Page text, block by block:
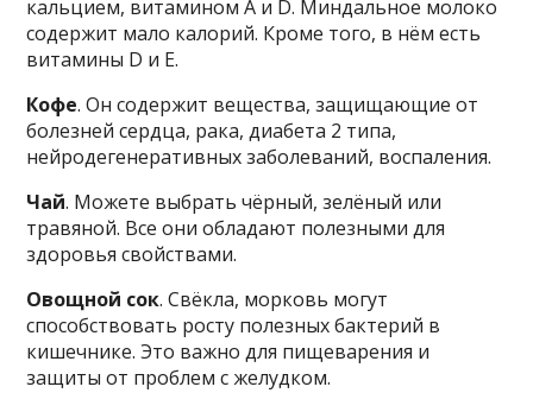
кальцием, витамином А и D. Миндальное молоко
содержит мало калорий. Кроме того, в нём есть
витамины D и Е.
Кофе. Он содержит вещества, защищающие от
болезней сердца, рака, диабета 2 типа,
нейродегенеративных заболеваний, воспаления.
Чай. Можете выбрать чёрный, зелёный или
травяной. Все они обладают полезными для
здоровья свойствами.
Овощной сок. Свёкла, морковь могут
способствовать росту полезных бактерий в
кишечнике. Это важно для пищеварения и
защиты от проблем с желудком.